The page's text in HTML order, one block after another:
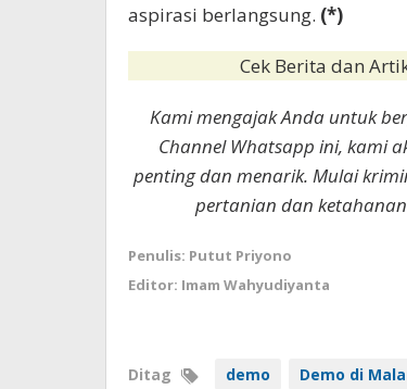
aspirasi berlangsung. (*)
Cek Berita dan
Kami mengajak Anda untuk
Channel Whatsapp ini, kami
penting dan menarik. Mulai
pertanian dan
Penulis: Putut Priyono
Editor: Imam Wahyudiyanta
Ditag demo Demo di